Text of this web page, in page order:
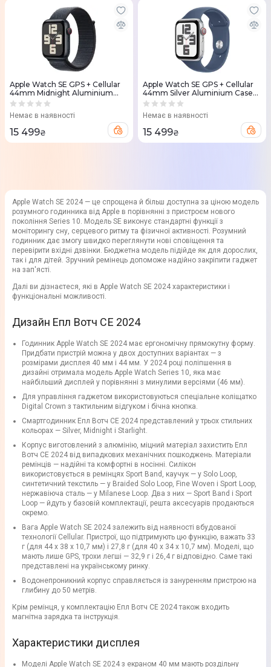
Apple Watch SE GPS + Cellular
44mm Midnight Aluminium
Case with Ink Sport Loop
Немає в наявності
15 499₴
Apple Watch SE GPS + Cellular
44mm Silver Aluminium Case
with Denim Sport Band - S/M
Немає в наявності
15 499₴
Apple Watch SE 2024 — це спрощена й більш доступна за ціною модель
розумного годинника від Apple в порівнянні з пристроєм нового
покоління Series 10. Модель SE виконує стандартні функції з
моніторингу сну, серцевого ритму та фізичної активності. Розумний
годинник дає змогу швидко переглянути нові сповіщення та
перевірити вхідні дзвінки. Бюджетна модель підійде як для дорослих,
так і для дітей. Зручний ремінець допоможе надійно закріпити гаджет
на зап'ясті.
Далі ви дізнаєтеся, які в Apple Watch SE 2024 характеристики і
функціональні можливості.
Дизайн Епл Вотч СЕ 2024
Годинник Apple Watch SE 2024 має ергономічну прямокутну форму.
Придбати пристрій можна у двох доступних варіантах — з
розмірами дисплея 40 мм і 44 мм. У 2024 році поліпшення в
дизайні отримала модель Apple Watch Series 10, яка має
найбільший дисплей у порівнянні з минулими версіями (46 мм).
Для управління гаджетом використовуються спеціальне коліщатко
Digital Crown з тактильним відгуком і бічна кнопка.
Смартгодинник Епл Вотч СЕ 2024 представлений у трьох стильних
кольорах — Silver, Midnight і Starlight.
Корпус виготовлений з алюмінію, міцний матеріал захистить Епл
Вотч СЕ 2024 від випадкових механічних пошкоджень. Матеріали
ремінців — надійні та комфортні в носінні. Силікон
використовується в ремінцях Sport Band, каучук — у Solo Loop,
синтетичний текстиль — у Braided Solo Loop, Fine Woven і Sport Loop,
нержавіюча сталь — у Milanese Loop. Два з них — Sport Band і Sport
Loop — йдуть у базовій комплектації, решта аксесуарів продаються
окремо.
Вага Apple Watch SE 2024 залежить від наявності вбудованої
технології Cellular. Пристрої, що підтримують цю функцію, важать 33
г (для 44 х 38 х 10,7 мм) і 27,8 г (для 40 х 34 х 10,7 мм). Моделі, що
мають лише GPS, трохи легші — 32,9 г і 26,4 г відповідно. Саме такі
представлені на українському ринку.
Водонепроникний корпус справляється із зануренням пристрою на
глибину до 50 метрів.
Крім ремінця, у комплектацію Епл Вотч СЕ 2024 також входить
магнітна зарядка та інструкція.
Характеристики дисплея
Моделі Apple Watch SE 2024 з екраном 40 мм мають роздільну